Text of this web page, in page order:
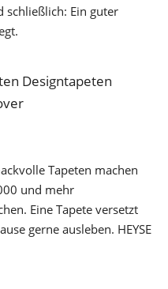
schließlich: Ein guter
Tapeten machen
und mehr
Eine Tapete versetzt
gerne ausleben. HEYSE